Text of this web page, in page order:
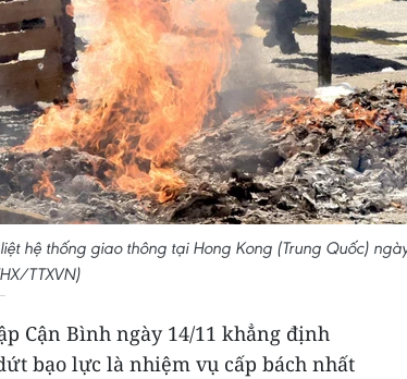
hệ thống giao thông tại Hong Kong (Trung Quốc)
TTXVN)
Cận Bình ngày 14/11 khẳng định
bạo lực là nhiệm vụ cấp bách nhất